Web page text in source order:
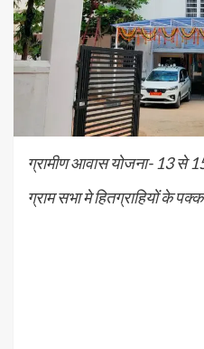
ग्रामीण आवास योजना- 13 से
ग्राम सभा मे हितग्राहियों के